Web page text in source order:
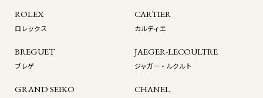
ROLEX
ロレックス
CARTIER
カルティエ
BREGUET
ブレゲ
JAEGER-LECOULTRE
ジャガー・ルクルト
GRAND SEIKO CHANEL